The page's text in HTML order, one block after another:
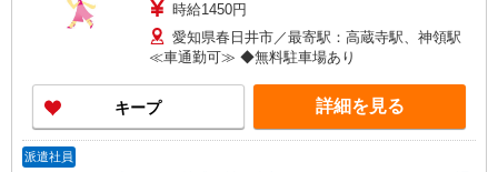
時給1450円
愛知県春日井市／最寄駅：高蔵寺駅、神領駅
≪車通勤可≫ ◆無料駐車場あり
キープ 詳細を見る
派遣社員